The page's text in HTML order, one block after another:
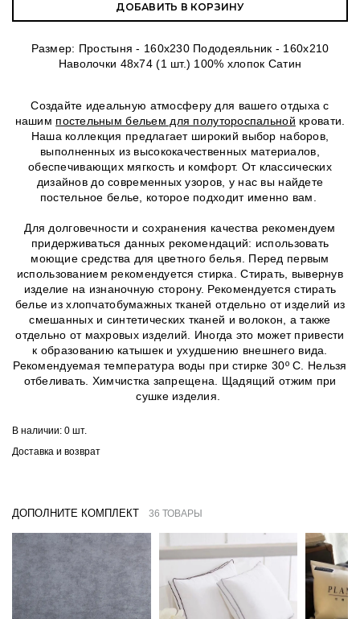
ДОБАВИТЬ В КОРЗИНУ
Размер: Простыня - 160x230 Пододеяльник - 160х210
Наволочки 48х74 (1 шт.) 100% хлопок Сатин
Создайте идеальную атмосферу для вашего отдыха с
нашим постельным бельем для полутороспальной кровати.
Наша коллекция предлагает широкий выбор наборов,
выполненных из высококачественных материалов,
обеспечивающих мягкость и комфорт. От классических
дизайнов до современных узоров, у нас вы найдете
постельное белье, которое подходит именно вам.
Для долговечности и сохранения качества рекомендуем
придерживаться данных рекомендаций: использовать
моющие средства для цветного белья. Перед первым
использованием рекомендуется стирка. Стирать, вывернув
изделие на изнаночную сторону. Рекомендуется стирать
белье из хлопчатобумажных тканей отдельно от изделий из
смешанных и синтетических тканей и волокон, а также
отдельно от махровых изделий. Иногда это может привести
к образованию катышек и ухудшению внешнего вида.
Рекомендуемая температура воды при стирке 30º C. Нельзя
отбеливать. Химчистка запрещена. Щадящий отжим при
сушке изделия.
В наличии: 0 шт.
Доставка и возврат
ДОПОЛНИТЕ КОМПЛЕКТ 36 ТОВАРЫ